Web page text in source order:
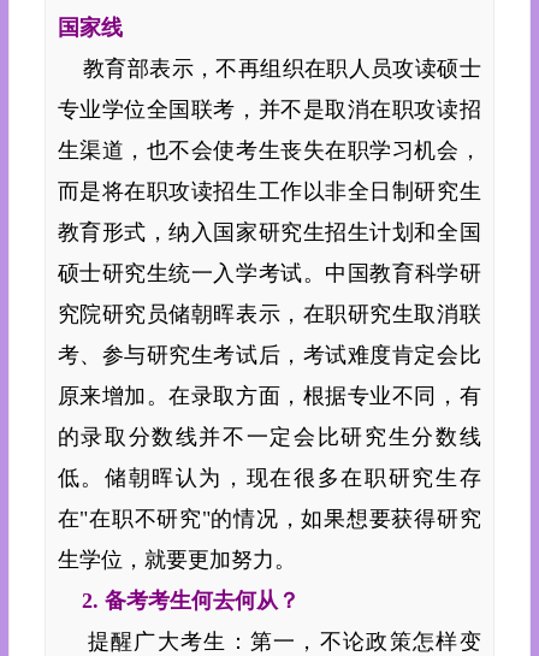
国家线
教育部表示，不再组织在职人员攻读硕士
专业学位全国联考，并不是取消在职攻读招
生渠道，也不会使考生丧失在职学习机会，
而是将在职攻读招生工作以非全日制研究生
教育形式，纳入国家研究生招生计划和全国
硕士研究生统一入学考试。 中国教育科学研
究院研究员储朝晖表示，在职研究生取消联
考、参与研究生考试后，考试难度肯定会比
原来增加。在录取方面，根据专业不同，有
的录取分数线并不一定会比研究生分数线
低。储朝晖认为，现在很多在职研究生存
在"在职不研究"的情况，如果想要获得研究
生学位，就要更加努力。
2. 备考考生何去何从？
提醒广大考生：第一，不论政策怎样变